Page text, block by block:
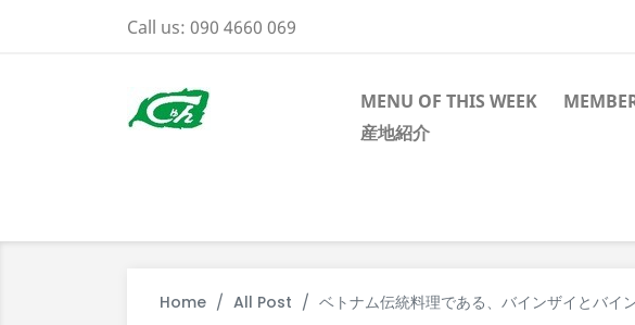
Call us: 090 4660 069
MENU OF THIS WEEK
産地紹介
Home All Post ベトナム伝統料理である、バインザイとバイ